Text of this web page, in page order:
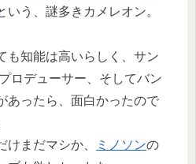
いう、謎多きカメレオン。
も知能は高いらしく、サン
ロデューサー、そしてバン
あったら、面白かったので
けまだマシか、
ミノソンの